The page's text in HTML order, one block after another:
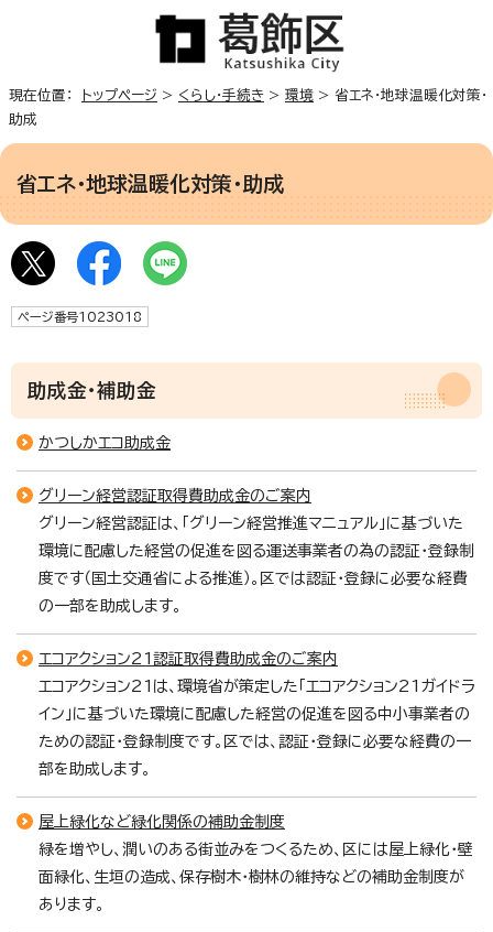
現在位置： トップページ > くらし・手続き > 環境 > 省エネ・地球温暖化対策・
助成
省エネ・地球温暖化対策・助成
ページ番号1023018
助成金・補助金
かつしかエコ助成金
グリーン経営認証取得費助成金のご案内
グリーン経営認証は、「グリーン経営推進マニュアル」に基づいた
環境に配慮した経営の促進を図る運送事業者の為の認証・登録制
度です（国土交通省による推進）。区では認証・登録に必要な経費
の一部を助成します。
エコアクション21認証取得費助成金のご案内
エコアクション21は、環境省が策定した「エコアクション21ガイドラ
イン」に基づいた環境に配慮した経営の促進を図る中小事業者の
ための認証・登録制度です。区では、認証・登録に必要な経費の一
部を助成します。
屋上緑化など緑化関係の補助金制度
緑を増やし、潤いのある街並みをつくるため、区には屋上緑化・壁
面緑化、生垣の造成、保存樹木・樹林の維持などの補助金制度が
あります。